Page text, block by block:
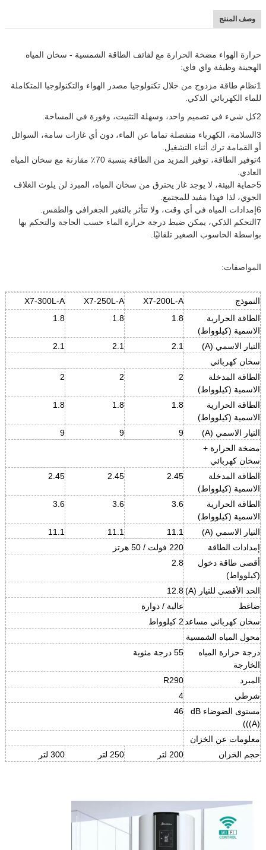
وصف المنتج
حرارة الهواء مضخة الحرارة مع لفائف الطاقة الشمسية - سخان المياه
الهجينة وظيفة واي فاي:
1نظام طاقة مزدوج من خلال تكنولوجيا مصدر الهواء والتكنولوجيا المتكاملة
للماء الكهربائي الذكي.
2كل شيء في تصميم واحد، وسهلة التثبيت، وفورة في المساحة.
3السلامة، الكهرباء منفصلة تماما عن الماء، دون أي غازات سامة، السوائل
أو القمامة ترك أثناء التشغيل.
4توفير الطاقة، توفير المزيد من الطاقة بنسبة 70٪ مقارنة مع سخان المياه
العادي.
5حماية البيئة، لا يوجد غاز يحترق من سخان المياه، المبرد لن يلوث الغلاف
الجوي، لذا فهذا مفيد للمجتمع.
6إمدادات المياه في أي وقت، ولا تتأثر بالتغير الجغرافي والطقس.
7التحكم الذكي، يمكن ضبط درجة حرارة الماء حسب الحاجة والتحكم بها
بواسطة الحاسوب الصغير تلقائيًا.
المواصفات:
النموذج X7-200L-A
X7-250L-A
X7-300L-A
الطاقة الحرارية
الاسمية (كيلوواط)
1.8
1.8
1.8
التيار الاسمي (A) 2.1
2.1
2.1
سخان كهربائي
الطاقة المدخلة
الاسمية (كيلوواط)
2
2
2
الطاقة الحرارية
الاسمية (كيلوواط)
1.8
1.8
1.8
التيار الاسمي (A) 9
9
9
مضخة الحرارة +
سخان كهربائي
الطاقة المدخلة
الاسمية (كيلوواط)
2.45
2.45
2.45
الطاقة الحرارية
الاسمية (كيلوواط)
3.6
3.6
3.6
التيار الاسمي (A) 11.1
11.1
11.1
إمدادات الطاقة
220 فولت / 50 هرتز
أقصى طاقة دخول
(كيلوواط)
2.8
الحد الأقصى للتيار (A)
12.8
ضاغط
عالية / دوارة
سخان كهربائي مساعد 2 كيلوواط
محول المياه الشمسية
درجة حرارة المياه
الخارجة
55 درجة مئوية
المبرد
R290
شرطي
4
مستوى الضوضاء dB
(((A)
46
معلومات عن الخزان
حجم الخزان
200 لتر 250 لتر 300 لتر